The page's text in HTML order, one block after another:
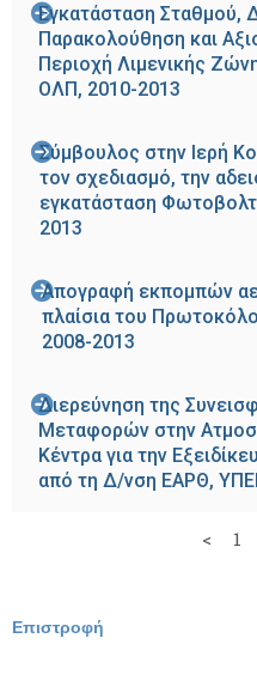
Εγκατάσταση Σταθμού,
Παρακολούθηση και
Περιοχή Λιμενικής
ΟΛΠ, 2010-2013
Σύμβουλος στην Ιερή
τον σχεδιασμό, την
εγκατάσταση
2013
Απογραφή εκπομπών
πλαίσια του
2008-2013
Διερεύνηση της
Μεταφορών στην
Κέντρα για την
από τη Δ/νση ΕΑΡΘ,
< 1
Επιστροφή